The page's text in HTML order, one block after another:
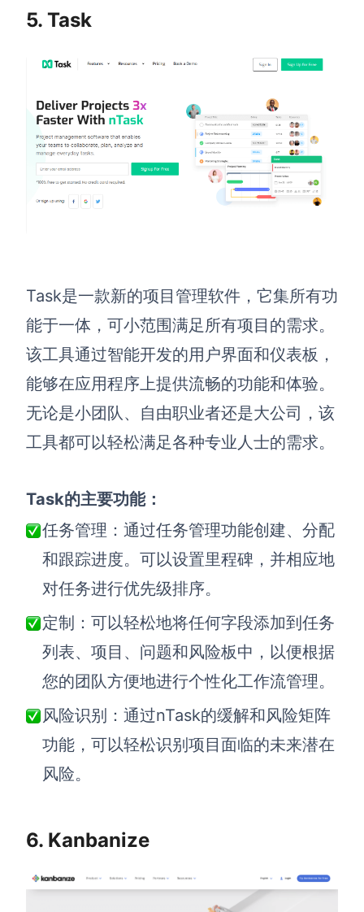
5. Task
Task是一款新的项目管理软件，它集所有功
能于一体，可小范围满足所有项目的需求。
该工具通过智能开发的用户界面和仪表板，
能够在应用程序上提供流畅的功能和体验。
无论是小团队、自由职业者还是大公司，该
工具都可以轻松满足各种专业人士的需求。
Task的主要功能：
任务管理：通过任务管理功能创建、分配
和跟踪进度。可以设置里程碑，并相应地
对任务进行优先级排序。
定制：可以轻松地将任何字段添加到任务
列表、项目、问题和风险板中，以便根据
您的团队方便地进行个性化工作流管理。
风险识别：通过nTask的缓解和风险矩阵
功能，可以轻松识别项目面临的未来潜在
风险。
6. Kanbanize